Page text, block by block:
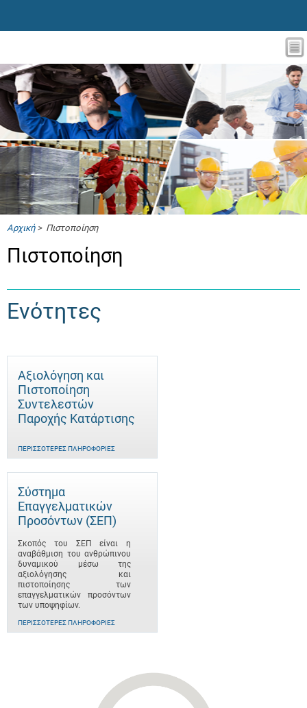
Αρχική> Πιστοποίηση
Πιστοποίηση
Ενότητες
Αξιολόγηση και
Πιστοποίηση
Συντελεστών
Παροχής Κατάρτισης
ΠΕΡΙΣΣΌΤΕΡΕΣ ΠΛΗΡΟΦΟΡΊΕΣ
Σύστημα
Επαγγελματικών
Προσόντων (ΣΕΠ)
Σκοπός του ΣΕΠ είναι η
αναβάθμιση του ανθρώπινου
δυναμικού μέσω της
αξιολόγησης και
πιστοποίησης των
επαγγελματικών προσόντων
των υποψηφίων.
ΠΕΡΙΣΣΌΤΕΡΕΣ ΠΛΗΡΟΦΟΡΊΕΣ